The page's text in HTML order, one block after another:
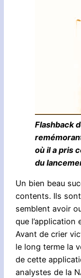
Flashback
où il a pris
du
Un bien beau
contents. Ils
semblent avoir
que l’application
Avant de crier
le long terme la
de cette
analystes de la